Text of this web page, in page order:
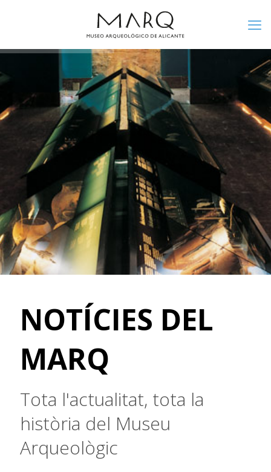
NOTÍCIES DEL
MARQ
Tota l'actualitat, tota la
història del Museu
Arqueològic